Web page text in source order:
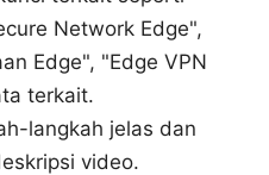
Network Edge",
Edge", "Edge VPN
terkait.
langkah jelas dan
video.